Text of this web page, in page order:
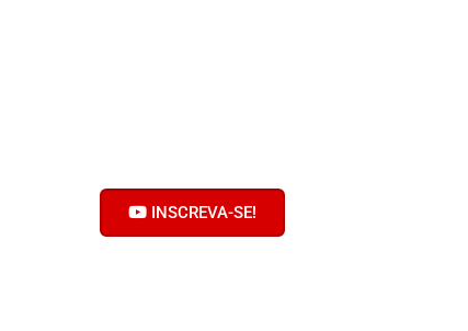
INSCREVA-SE!